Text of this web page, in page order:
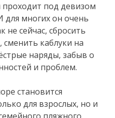
под девизом
для многих он очень
не сейчас, сбросить
каблуки на
наряды, забыв о
и проблем.
становится
для взрослых, но и